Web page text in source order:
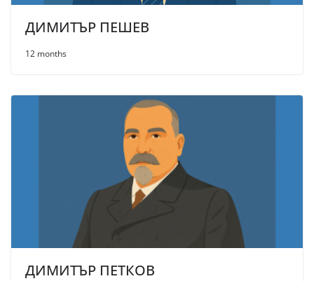
ДИМИТЪР ПЕШЕВ
12 months
ДИМИТЪР ПЕТКОВ